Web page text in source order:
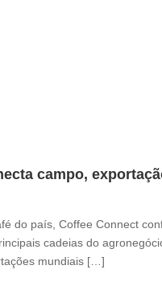
campo,
do país, Coffee Connect
cadeias do
mundiais […]